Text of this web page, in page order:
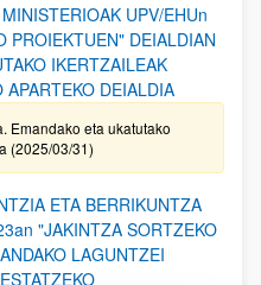
UPV/EHUn
PROIEKTUEN" DEIALDIAN
IKERTZAILEAK
APARTEKO DEIALDIA
Emandako eta ukatutako
(2025/03/31)
ETA BERRIKUNTZA
"JAKINTZA SORTZEKO
LAGUNTZEI